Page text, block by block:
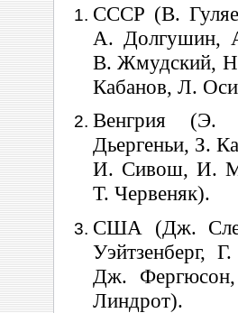
СССР (В.
А. Долгушин,
В. Жмудский,
Кабанов, Л.
Венгрия
Дьергеньи, З.
И. Сивош, И.
Т. Червеняк).
США (Дж.
Дж.
Линдрот).